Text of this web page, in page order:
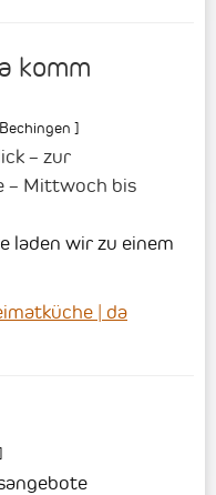
komm
]
– zur
– Mittwoch bis
laden wir zu einem
| da